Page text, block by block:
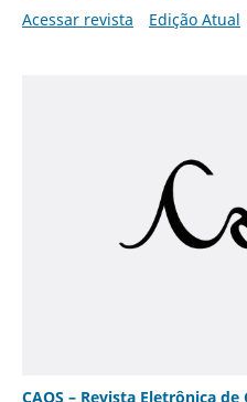
Acessar revista
Edição Atual
CAOS – Revista Eletrônica de